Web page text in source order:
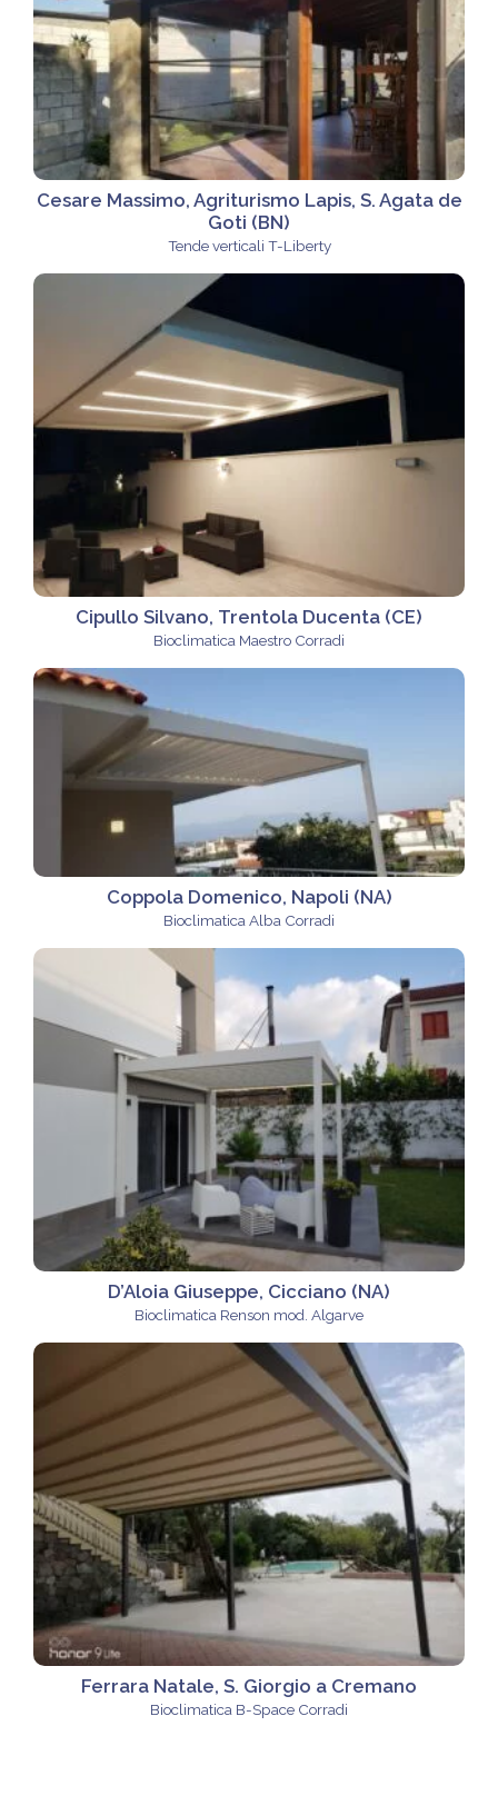
Cesare Massimo, Agriturismo Lapis, S. Agata de
Goti (BN)
Tende verticali T-Liberty
Cipullo Silvano, Trentola Ducenta (CE)
Bioclimatica Maestro Corradi
Coppola Domenico, Napoli (NA)
Bioclimatica Alba Corradi
D’Aloia Giuseppe, Cicciano (NA)
Bioclimatica Renson mod. Algarve
Ferrara Natale, S. Giorgio a Cremano
Bioclimatica B-Space Corradi